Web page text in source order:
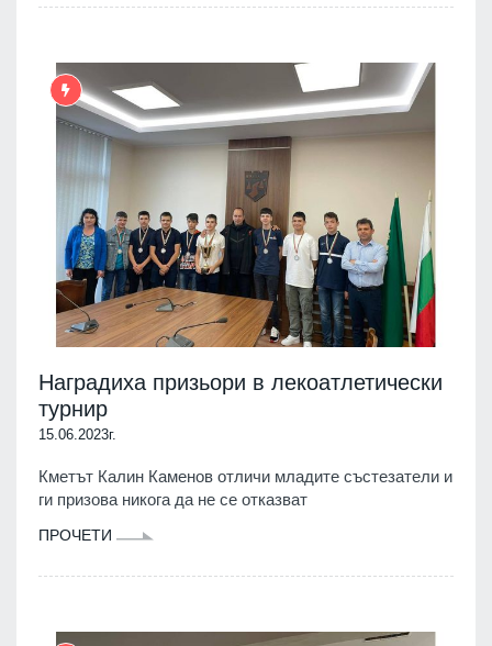
Наградиха призьори в лекоатлетически
турнир
15.06.2023г.
Кметът Калин Каменов отличи младите състезатели и
ги призова никога да не се отказват
ПРОЧЕТИ